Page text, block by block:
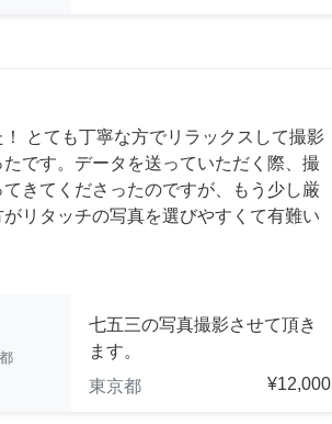
とても丁寧な方でリラックスして撮影
です。データを送っていただく際、撮
きてくださったのですが、もう少し厳
リタッチの写真を選びやすくて有難い
七五三の写真撮影させて頂き
ます。
東京都
¥12,000